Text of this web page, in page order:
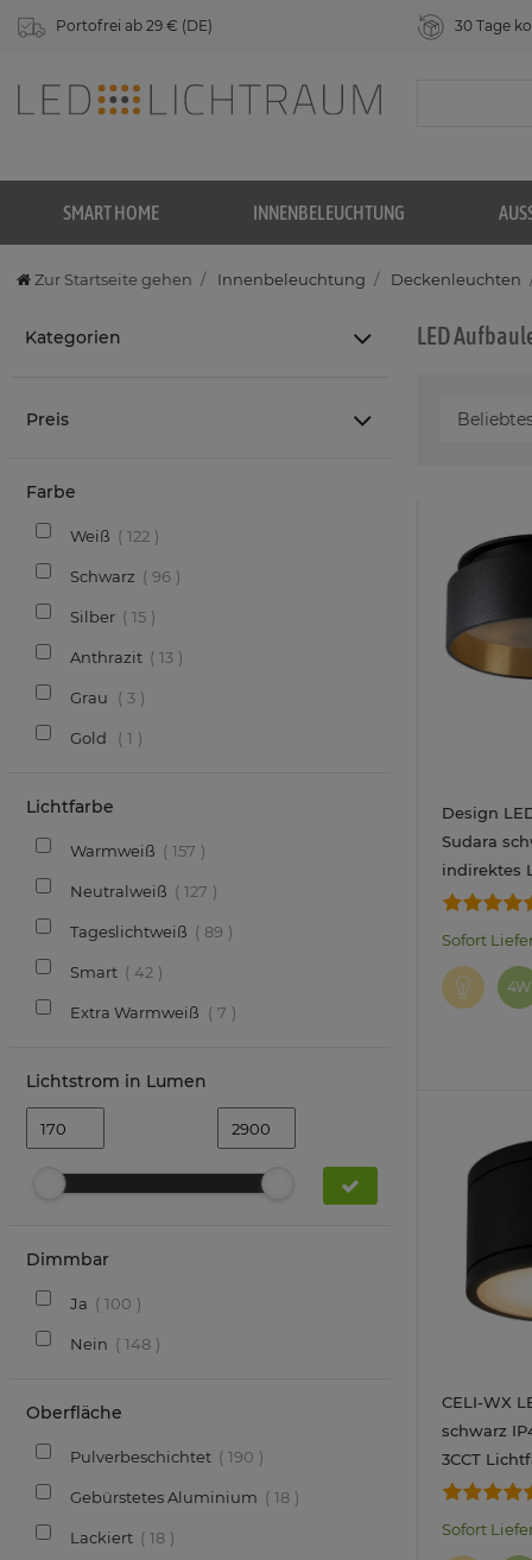
Portofrei ab 29 € (DE) 30 Tage
SMART HOME INNENBELEUCHTUNG
Zur Startseite gehen Innenbeleuchtung Deckenleuchten
Kategorien
Preis
Farbe
Weiß 122
Schwarz 96
Silber 15
Anthrazit 13
Grau 3
Gold 1
Lichtfarbe
Warmweiß 157
Neutralweiß 127
Tageslichtweiß 89
Smart 42
Extra Warmweiß 7
Lichtstrom in Lumen
Dimmbar
Ja 100
Nein 148
Oberfläche
Pulverbeschichtet 190
Gebürstetes Aluminium 18
Lackiert 18
LED
Design
Sudara
indirektes
LumiFLEX
Sofort
4W
CELI-WX
schwarz
3CCT
Sofort